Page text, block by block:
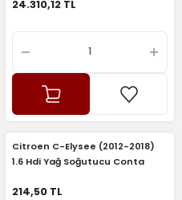
24.310,12 TL
Citroen C-Elysee (2012-2018)
1.6 Hdi Yağ Soğutucu Conta
214,50 TL